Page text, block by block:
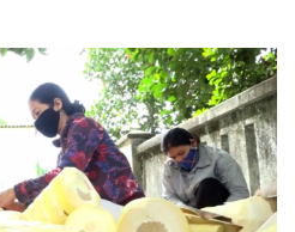
Tiêu dùng
Tỷ giá
Chứng khoán
Giá cà phê